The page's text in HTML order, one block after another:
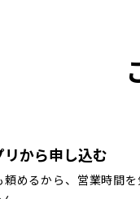
から申し込む
めるから、営業時間を